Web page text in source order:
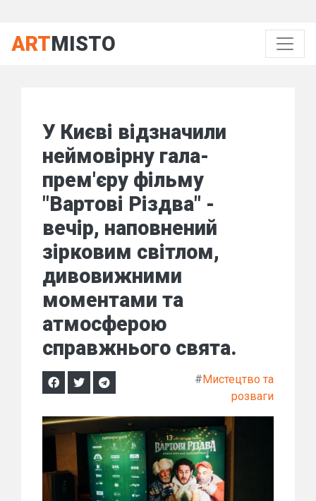
ARTMISTO
У Києві відзначили
неймовірну гала-
прем'єру фільму
"Вартові Різдва" -
вечір, наповнений
зірковим світлом,
дивовижними
моментами та
атмосферою
справжнього свята.
#Мистецтво та
розваги